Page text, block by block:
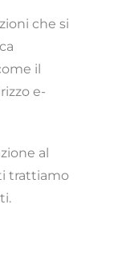
che si
il
e-
al
trattiamo